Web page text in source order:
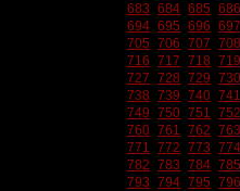
683 684 685 686
694 695 696 697
705 706 707 708
716 717 718 719
727 728 729 730
738 739 740 741
749 750 751 752
760 761 762 763
771 772 773 774
782 783 784 785
793 794 795 796